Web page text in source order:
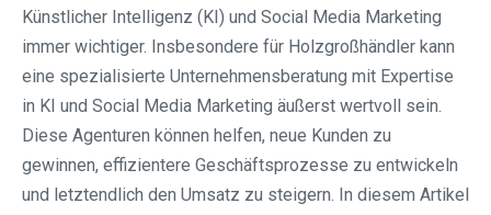
Künstlicher Intelligenz (KI) und Social Media Marketing
immer wichtiger. Insbesondere für Holzgroßhändler kann
eine spezialisierte Unternehmensberatung mit Expertise
in KI und Social Media Marketing äußerst wertvoll sein.
Diese Agenturen können helfen, neue Kunden zu
gewinnen, effizientere Geschäftsprozesse zu entwickeln
und letztendlich den Umsatz zu steigern. In diesem Artikel